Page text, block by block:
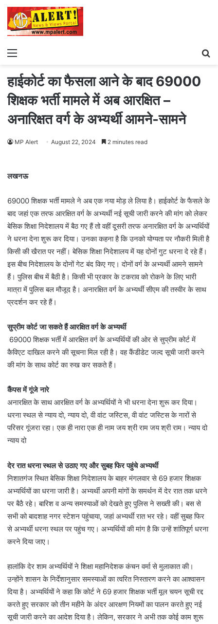
Menu
हाईकोर्ट का फैसला आने के बाद 69000
शिक्षक भर्ती मामले में अब आरक्षित –
अनारिक्षत वर्ग के अभ्यर्थी आमने-सामने
MP Alert August 22, 2024 2 minutes read
लखनऊ
69000 शिक्षक भर्ती मामले ने अब एक नया मोड़ ले लिया है। हाईकोर्ट के फैसले के
बाद जहां एक तरफ आरक्षित वर्ग के अभ्यर्थी नई सूची जारी करने की मांग को लेकर
बेसिक शिक्षा निदेशालय में बैठ गए हैं तो वहीं दूसरी तरफ अनारक्षित वर्ग के अभ्यर्थियों
ने धरना देना शुरू कर दिया। उनका कहना है कि उनको योग्यता पर नौकरी मिली है
किसी की खैरात पर नहीं। बेसिक शिक्षा निदेशालय में यह दोनों गुट धरना दे रहे हैं।
इस बीच निदेशालय के दोनों गेट बंद किए गए। दोनों वर्ग के अभ्यर्थी आमने सामने
हैं। पुलिस बीच में बैठी है। किसी भी प्रकार के टकराव को रोकने के लिए भारी
मात्रा में पुलिस बल मौजूद है। अनारक्षित वर्ग के अभ्यर्थी सीएम की तस्वीर के साथ
प्रदर्शन कर रहे हैं।
सुप्रीम कोर्ट जा सकते हैं आरक्षित वर्ग के अभ्यर्थी
69000 शिक्षक भर्ती में आरक्षित वर्ग के अभ्यर्थियों की ओर से सुप्रीम कोर्ट में
कैविएट दाखिल करने की सूचना मिल रही है। वह कैंडीडेट जल्द सूची जारी करने
की मांग के साथ कोर्ट का रुख कर सकते हैं।
कैंपस में गूंजे नारे
अनारक्षित के साथ आरक्षित वर्ग के अभ्यर्थियों ने भी धरना देना शुरू कर दिया।
धरना स्थल से न्याय दो, न्याय दो, वी वांट जस्टिस, वी वांट जस्टिस के नारों से
परिसर गूंजरा रहा। एक ही नारा एक ही नाम जय श्री राम जय श्री राम। न्याय दो
न्याय दो
देर रात धरना स्थल से उठाए गए और सुबह फिर पहुंचे अभ्यर्थी
निशातगंज स्थित बेसिक शिक्षा निदेशालय के बाहर मंगलवार से 69 हजार शिक्षक
अभ्यर्थियों का धरना जारी है। अभ्यर्थी अपनी मांगों के समर्थन में देर रात तक धरने
पर बैठै रहे। बारिश व अन्य समस्याओं को देखते हुए पुलिस ने सख्ती की। बस से
सभी को बादशाह नगर स्टेशन पहुंचाया, जहां अभ्यर्थी रात भर रहे। वहीं सुबह फिर
से अभ्यर्थी धरना स्थल पर पहुंच गए। अभ्यर्थियों की मांग है कि उन्हें शांतिपूर्ण धरना
करने दिया जाए।
हालांकि देर शाम अभ्यर्थियों ने शिक्षा महानिदेशक कंचन वर्मा से मुलाकात की।
उन्होंने शासन के निर्देशानुसार समस्याओं का त्वरित निस्तारण करने का आश्वासन
दिया है। अभ्यर्थियों ने कहा कि कोर्ट ने 69 हजार शिक्षक भर्ती मूल चयन सूची रद्द
करते हुए सरकार को तीन महीने के अंदर आरक्षण नियमों का पालन करते हुए नई
सूची जारी करने का आदेश दिया है। लेकिन, सरकार ने अभी तक कोई काम शुरू